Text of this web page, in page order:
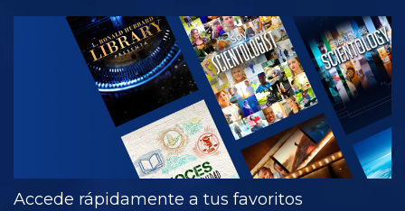
VE
EXPLORA LAS
SERIES
Accede rápidamente a tus favoritos